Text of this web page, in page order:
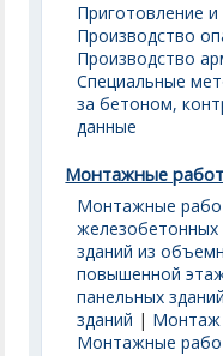
Приготовление
Производство
Производство
Специальные
за бетоном,
данные
Монтажные
Монтажные
железобетонных
зданий из
повышенной
панельных зданий
зданий | Монтаж
Монтажные